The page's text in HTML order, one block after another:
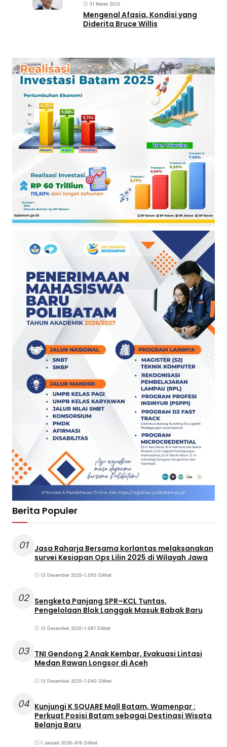
31 Maret 2022
Mengenal Afasia, Kondisi yang
Diderita Bruce Willis
Berita Populer
01
Jasa Raharja Bersama korlantas melaksanakan
survei Kesiapan Ops Lilin 2025 di Wilayah Jawa
13 Desember 2025•1.093 Dilihat
02 Sengketa Panjang SPR–KCL Tuntas,
Pengelolaan Blok Langgak Masuk Babak Baru
13 Desember 2025•1.081 Dilihat
03 TNI Gendong 2 Anak Kembar, Evakuasi Lintasi
Medan Rawan Longsor di Aceh
13 Desember 2025•1.040 Dilihat
04 Kunjungi K SQUARE Mall Batam, Wamenpar :
Perkuat Posisi Batam sebagai Destinasi Wisata
Belanja Baru
1 Januari 2026•916 Dilihat